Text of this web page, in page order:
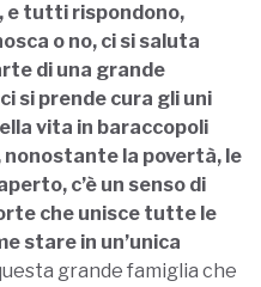
tutti rispondono,
o no, ci si saluta
di una grande
si prende cura gli uni
vita in baraccopoli
nonostante la povertà, le
c’è un senso di
che unisce tutte le
stare in un’unica
grande famiglia che